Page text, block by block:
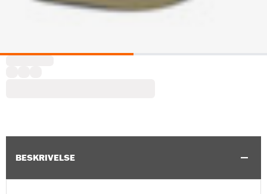
BESKRIVELSE